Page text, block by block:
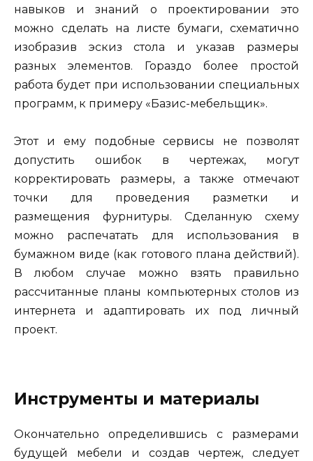
навыков и знаний о проектировании это
можно сделать на листе бумаги, схематично
изобразив эскиз стола и указав размеры
разных элементов. Гораздо более простой
работа будет при использовании специальных
программ, к примеру «Базис-мебельщик».
Этот и ему подобные сервисы не позволят
допустить ошибок в чертежах, могут
корректировать размеры, а также отмечают
точки для проведения разметки и
размещения фурнитуры. Сделанную схему
можно распечатать для использования в
бумажном виде (как готового плана действий).
В любом случае можно взять правильно
рассчитанные планы компьютерных столов из
интернета и адаптировать их под личный
проект.
Инструменты и материалы
Окончательно определившись с размерами
будущей мебели и создав чертеж, следует